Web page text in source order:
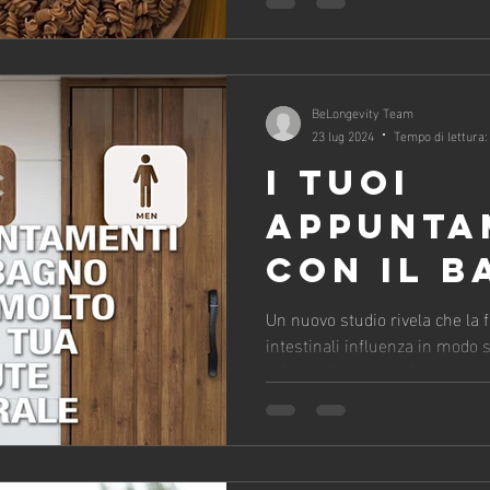
I TUOI
CON IL
DICONO
SULLA
GENERALE
Un nuovo studio rivela che
intestinali influenza in modo
BeLongevity Team
23 lug 2024
Tempo di